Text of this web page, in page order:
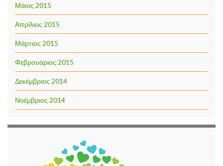
Μάιος 2015
Απρίλιος 2015
Μάρτιος 2015
Φεβρουάριος 2015
Δεκέμβριος 2014
Νοέμβριος 2014